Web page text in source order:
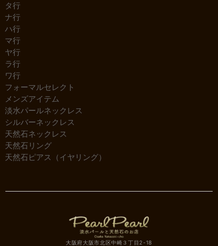
タ行
ナ行
ハ行
マ行
ヤ行
ラ行
ワ行
フォーマルセレクト
メンズアイテム
淡水パールネックレス
シルバーネックレス
天然石ネックレス
天然石リング
天然石ピアス（イヤリング）
大阪府大阪市北区中崎３丁目2-18